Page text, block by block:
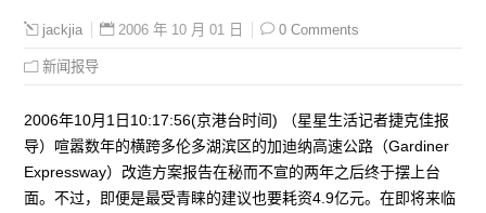
jackjia 2006 年 10 月 01 日 0 Comments
新闻报导
2006年10月1日10:17:56(京港台时间) （星星生活记者捷克佳报
导）喧嚣数年的横跨多伦多湖滨区的加迪纳高速公路（Gardiner
Expressway）改造方案报告在秘而不宣的两年之后终于摆上台
面。不过，即便是最受青睐的建议也要耗资4.9亿元。在即将来临